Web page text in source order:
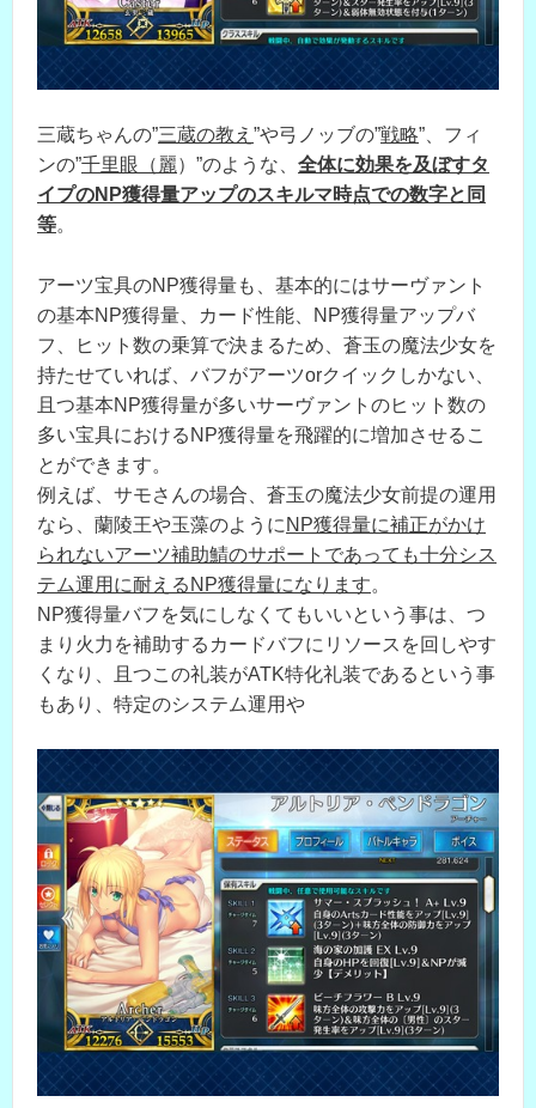
三蔵ちゃんの”三蔵の教え ”や弓ノッブの”戦略”、フィ
ンの”千里眼（麗）”のような、 全体に効果を及ぼすタ
イプのNP獲得量アップのスキルマ時点での数字と同
等。
アーツ宝具のNP獲得量も、基本的にはサーヴァント
の基本NP獲得量、カード性能、NP獲得量アップバ
フ、ヒット数の乗算で決まるため、蒼玉の魔法少女を
持たせていれば、バフがアーツorクイックしかない、
且つ基本NP獲得量が多いサーヴァントのヒット数の
多い宝具におけるNP獲得量を飛躍的に増加させるこ
とができます。
例えば、サモさんの場合、蒼玉の魔法少女前提の運用
なら、蘭陵王や玉藻のように NP獲得量に補正がかけ
られないアーツ補助鯖のサポートであっても十分シス
テム運用に耐えるNP獲得量になります。
NP獲得量バフを気にしなくてもいいという事は、つ
まり火力を補助するカードバフにリソースを回しやす
くなり、且つこの礼装がATK特化礼装であるという事
もあり、特定のシステム運用や